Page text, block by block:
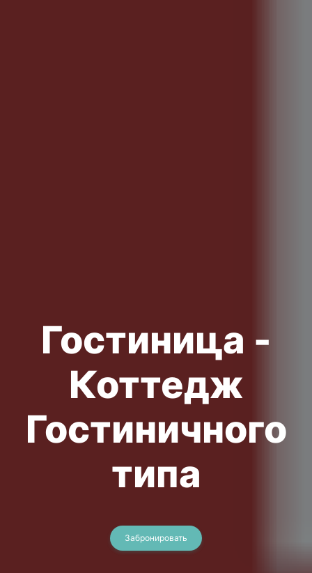
Гостиница -
Коттедж
Гостиничного
типа
Забронировать